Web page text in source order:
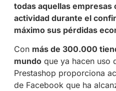
todas aquellas empresas
actividad durante el
máximo sus pérdidas
Con más de 300.000
mundoque ya hacen uso
Prestashop proporciona
de Facebook que ha